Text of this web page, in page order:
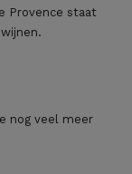
Provence staat
nog veel meer